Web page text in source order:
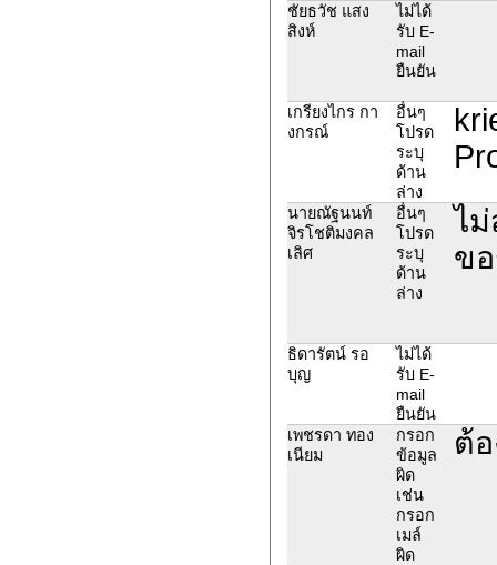
ชัยธวัช แสง
สิงห์
ไม่ได้
รับ E-
mail
ยืนยัน
เกรียงไกร กา
งกรณ์
อื่นๆ
โปรด
ระบุ
ด้าน
ล่าง
นายณัฐนนท์
จิรโชติมงคล
เลิศ
อื่นๆ
โปรด
ระบุ
ด้าน
ล่าง
ไ
ข
ธิดารัตน์ รอ
บุญ
ไม่ได้
รับ E-
mail
ยืนยัน
เพชรดา ทอง
เนียม
กรอก
ข้อมูล
ผิด
เช่น
กรอก
เมล์
ผิด
ต้